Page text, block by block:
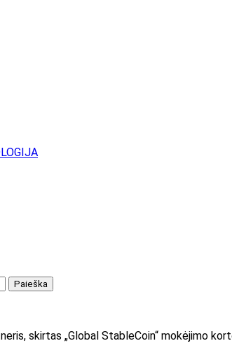
skirtas „Global StableCoin“ mokėjimo